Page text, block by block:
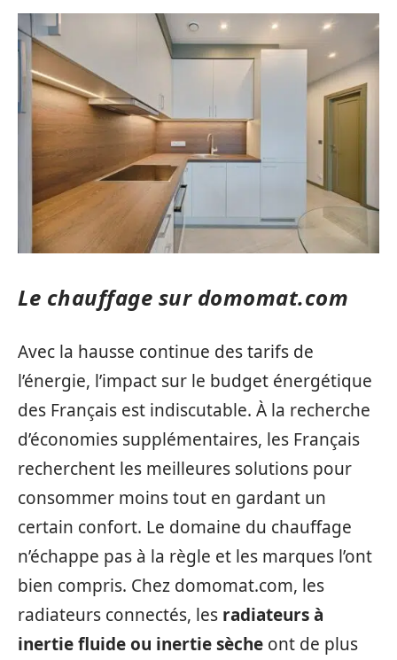
Le chauffage sur domomat.com
Avec la hausse continue des tarifs de
l’énergie, l’impact sur le budget énergétique
des Français est indiscutable. À la recherche
d’économies supplémentaires, les Français
recherchent les meilleures solutions pour
consommer moins tout en gardant un
certain confort. Le domaine du chauffage
n’échappe pas à la règle et les marques l’ont
bien compris. Chez domomat.com, les
radiateurs connectés, les radiateurs à
inertie fluide ou inertie sèche ont de plus